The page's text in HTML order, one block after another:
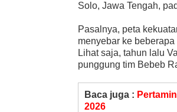
Solo, Jawa Tengah,
Pasalnya, peta
menyebar ke beberapa
Lihat saja, tahun lalu
punggung tim Bebeb
Baca juga :
2026